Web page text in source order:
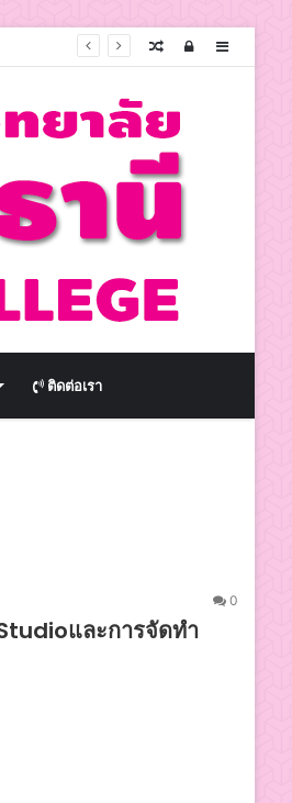
Sidebar
Log
Random
ติดต่อเรา
0
และการจัดทำ